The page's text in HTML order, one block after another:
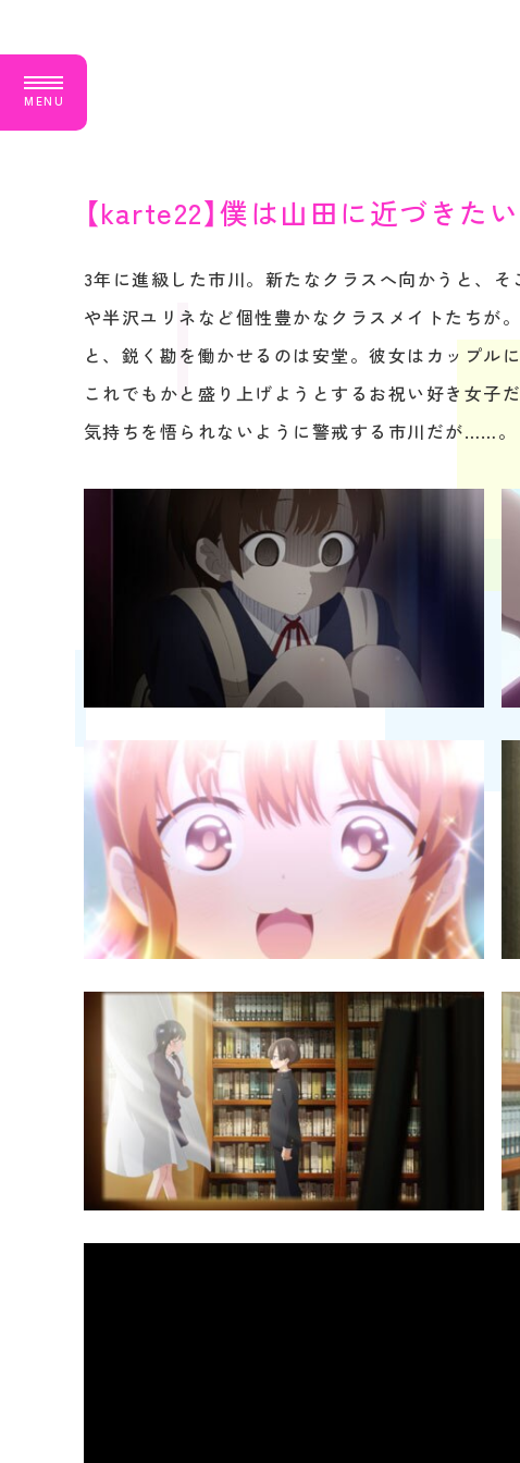
M EN U
【karte22】僕は山田に近づきたい
3年に進級した市川。新たなクラスへ向かうと、
や半沢ユリネなど個性豊かなクラスメイトたちが
と、鋭く勘を働かせるのは安堂。彼女はカップル
これでもかと盛り上げようとするお祝い好き女子
気持ちを悟られないように警戒する市川だが……。